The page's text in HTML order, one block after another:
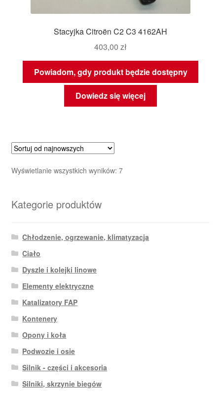
Stacyjka Citroën C2 C3 4162AH
403,00 zł
Powiadom, gdy produkt będzie dostępny
Dowiedz się więcej
Wyświetlanie wszystkich wyników: 7Posortowane
Kategorie produktów
Chłodzenie, ogrzewanie, klimatyzacja
Ciało
Dyszle i kolejki linowe
Elementy elektryczne
Katalizatory FAP
Kontenery
Opony i koła
Podwozie i osie
Silnik - części i akcesoria
Silniki, skrzynie biegów